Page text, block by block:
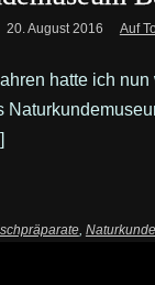
20. August 2016 Auf
hatte ich
,